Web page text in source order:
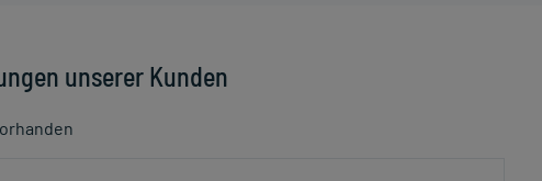
unserer Kunden